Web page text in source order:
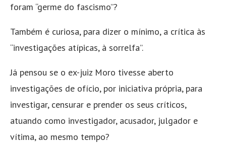
foram “germe do fascismo”?
Também é curiosa, para dizer o mínimo, a crítica às
“investigações atípicas, à sorrelfa”.
Já pensou se o ex-juiz Moro tivesse aberto
investigações de ofício, por iniciativa própria, para
investigar, censurar e prender os seus críticos,
atuando como investigador, acusador, julgador e
vítima, ao mesmo tempo?